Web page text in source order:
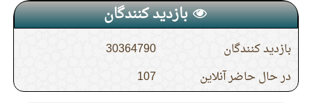
بازدید کنندگان
بازدید کنندگان
30364790
در حال حاضر آنلاین
107